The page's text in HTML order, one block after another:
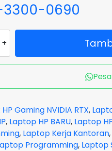
3300-0690
HP Gaming NVIDIA RTX,
, Laptop HP BARU, Laptop
, Laptop Kerja Kantoran,
Programming, Laptop